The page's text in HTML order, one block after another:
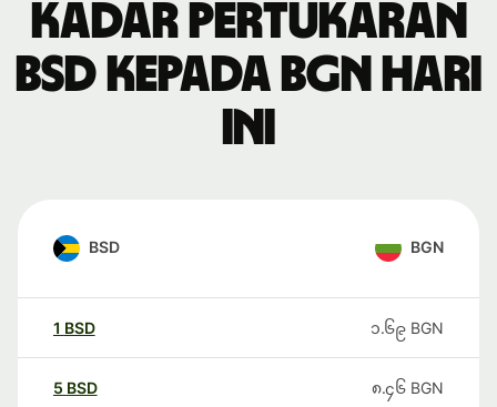
Kadar pertukaran
BSD kepada BGN hari
ini
BSD BGN
1 BSD ၁.၆၉ BGN
5 BSD ၈.၄၆ BGN